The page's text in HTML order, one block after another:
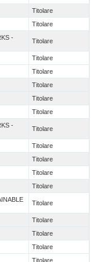
Titolare
Titolare
-
Titolare
Titolare
Titolare
Titolare
Titolare
Titolare
-
Titolare
Titolare
Titolare
Titolare
Titolare
Titolare
Titolare
Titolare
Titolare
Titolare